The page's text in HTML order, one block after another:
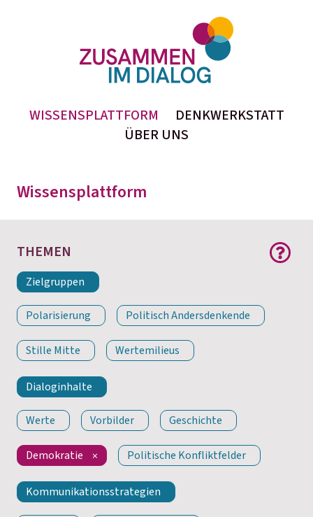
WISSENSPLATTFORM
DENKWERKSTATT
ÜBER UNS
Zusammen im Dialog
inhaltlichen Beiträge finden Sie alle auf der
Wissensplattform
Wissensplattform
THEMEN
Zielgruppen
Polarisierung Politisch Andersdenkende
Stille Mitte Wertemilieus
Dialoginhalte
Werte Vorbilder Geschichte
Demokratie Politische Konfliktfelder
Kommunikationsstrategien